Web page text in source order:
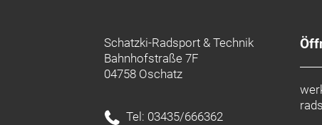
Schatzki-Radsport & Technik
Bahnhofstraße 7F
04758 Oschatz
Tel: 03435/666362